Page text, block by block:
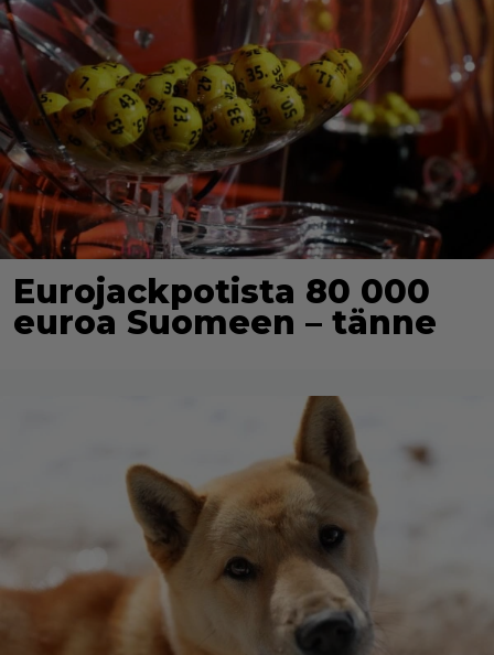
Eurojackpotista 80 000
euroa Suomeen – tänne